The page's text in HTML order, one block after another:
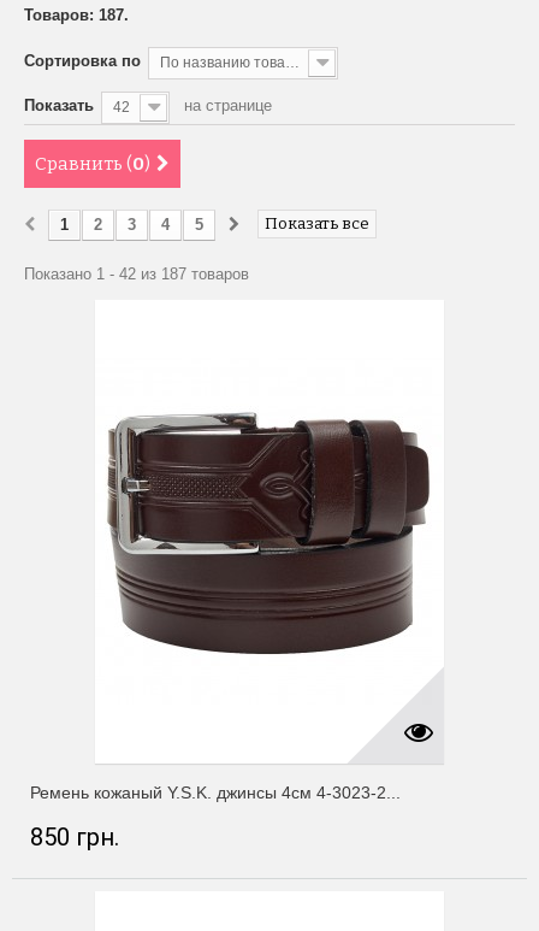
Товаров: 187.
Сортировка по По названию товара, от А до Я
Показать 42 на странице
Сравнить (0)
Показать все
1 2 3 4 5
Показано 1 - 42 из 187 товаров
Ремень кожаный Y.S.K. джинсы 4см 4-3023-2...
850 грн.